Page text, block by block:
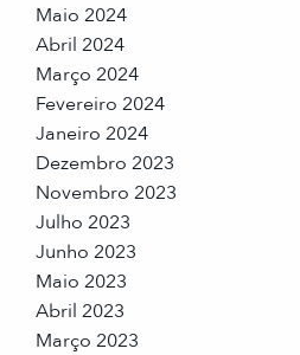
Maio 2024
Abril 2024
Março 2024
Fevereiro 2024
Janeiro 2024
Dezembro 2023
Novembro 2023
Julho 2023
Junho 2023
Maio 2023
Abril 2023
Março 2023